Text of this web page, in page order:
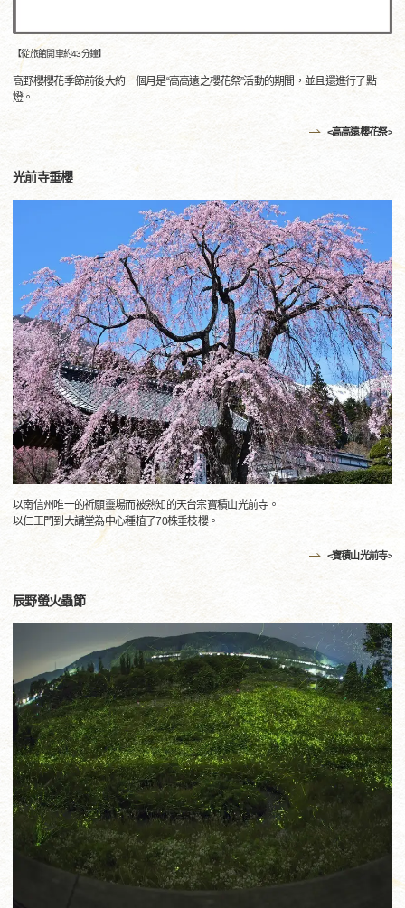
【從旅館開車約43分鐘】
高野櫻櫻花季節前後大約一個月是“高高遠之櫻花祭”活動的期間，並且還進行了點
燈。
<高高遠櫻花祭>
光前寺垂櫻
以南信州唯一的祈願靈場而被熟知的天台宗寶積山光前寺。
以仁王門到大講堂為中心種植了70株垂枝櫻。
<寶積山光前寺>
辰野螢火蟲節